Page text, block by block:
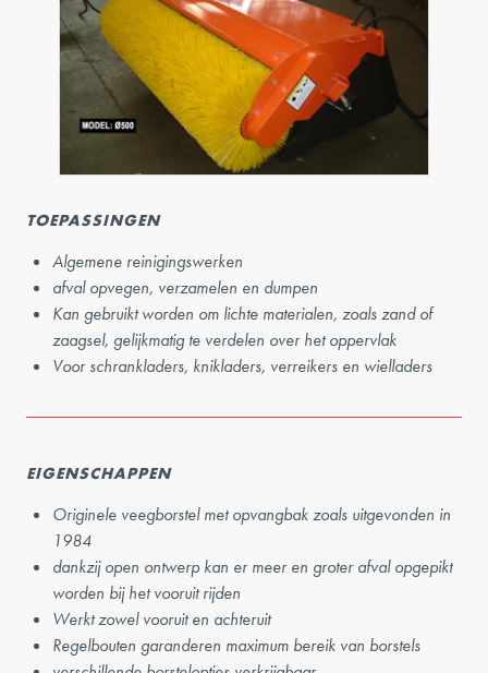
TOEPASSINGEN
Algemene reinigingswerken
afval opvegen, verzamelen en dumpen
Kan gebruikt worden om lichte materialen, zoals zand of
zaagsel, gelijkmatig te verdelen over het oppervlak
Voor schrankladers, knikladers, verreikers en wielladers
EIGENSCHAPPEN
Originele veegborstel met opvangbak zoals uitgevonden in
1984
dankzij open ontwerp kan er meer en groter afval opgepikt
worden bij het vooruit rijden
Werkt zowel vooruit en achteruit
Regelbouten garanderen maximum bereik van borstels